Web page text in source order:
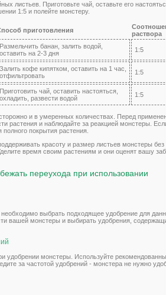
листьев. Приготовьте чай, оставьте его
1:5 и полейте монстеру.
приготовления
раствора
Размельчить банан, залить водой,
оставить на 2-3 дня
1:5
Залить кофе кипятком, оставить на 1 час,
отфильтровать
1:5
Приготовить чай, оставить настояться,
охладить, развести водой
1:5
и в умеренных количествах. Перед
растения и наблюдайте за реакцией монстеры.
покрытия растения.
красоту и размер листьев монстеры без
время своим растениям и они оценят вашу
переухода при использовании
выбрать подходящее удобрение для
вашей монстеры и выбирать удобрения,
удобрении монстеры. Используйте
за частотой удобрений - монстера не нужно